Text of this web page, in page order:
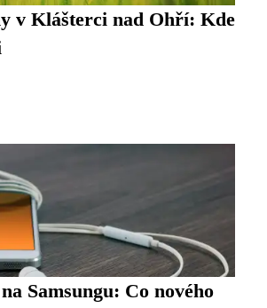
v Klášterci nad Ohří: Kde
Samsungu: Co nového